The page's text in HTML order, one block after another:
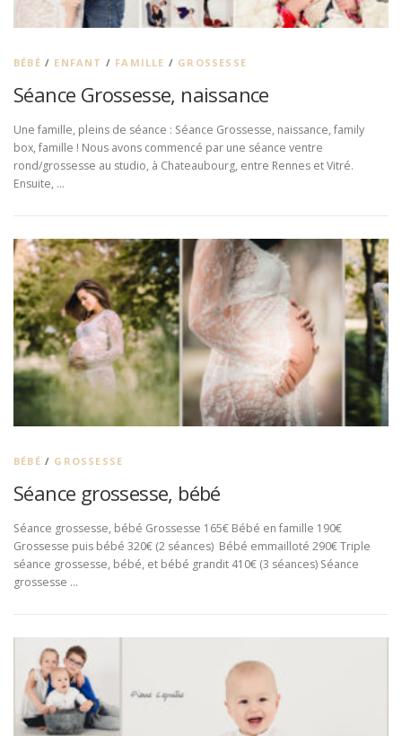
BÉBÉ / ENFANT / FAMILLE / GROSSESSE
Séance Grossesse, naissance
Une famille, pleins de séance : Séance Grossesse, naissance, family
box, famille ! Nous avons commencé par une séance ventre
rond/grossesse au studio, à Chateaubourg, entre Rennes et Vitré.
Ensuite, …
BÉBÉ / GROSSESSE
Séance grossesse, bébé
Séance grossesse, bébé Grossesse 165€ Bébé en famille 190€
Grossesse puis bébé 320€ (2 séances) Bébé emmailloté 290€ Triple
séance grossesse, bébé, et bébé grandit 410€ (3 séances) Séance
grossesse …